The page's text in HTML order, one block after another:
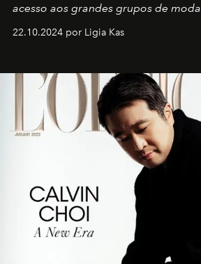
acesso aos grandes grupos de moda
22.10.2024 por Ligia Kas